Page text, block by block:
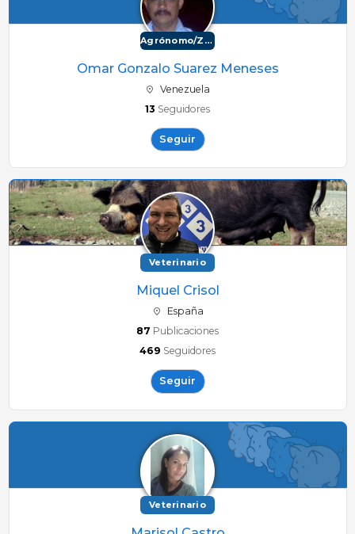
Agrónomo/Zootécnico
Omar Gonzalo Suarez Meneses
Venezuela
13 Seguidores
Seguir
Veterinario
Miquel Crisol
España
87 Publicaciones
469 Seguidores
Seguir
Veterinario